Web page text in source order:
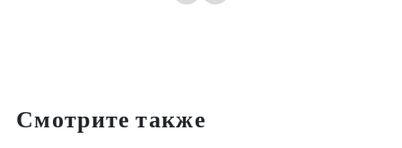
Смотрите также